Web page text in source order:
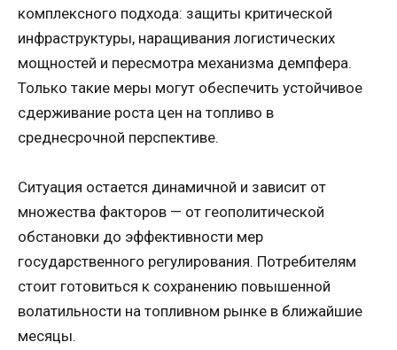
комплексного подхода: защиты критической
инфраструктуры, наращивания логистических
мощностей и пересмотра механизма демпфера.
Только такие меры могут обеспечить устойчивое
сдерживание роста цен на топливо в
среднесрочной перспективе.
Ситуация остается динамичной и зависит от
множества факторов — от геополитической
обстановки до эффективности мер
государственного регулирования. Потребителям
стоит готовиться к сохранению повышенной
волатильности на топливном рынке в ближайшие
месяцы.